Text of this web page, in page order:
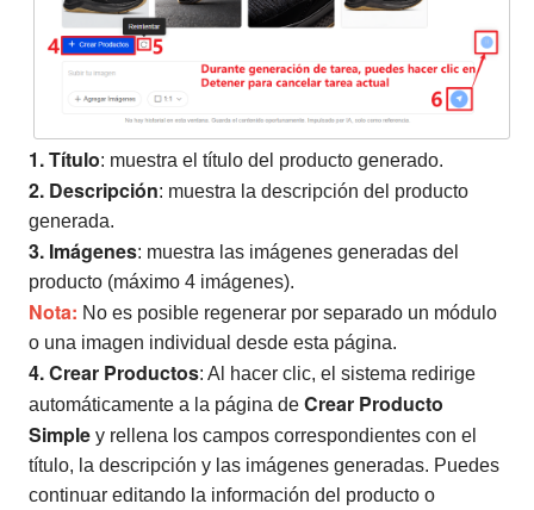
1. Título: muestra el título del producto generado.
2. Descripción: muestra la descripción del producto
generada.
3. Imágenes: muestra las imágenes generadas del
producto (máximo 4 imágenes).
Nota: No es posible regenerar por separado un módulo
o una imagen individual desde esta página.
4. Crear Productos: Al hacer clic, el sistema redirige
automáticamente a la página de Crear Producto
Simple y rellena los campos correspondientes con el
título, la descripción y las imágenes generadas. Puedes
continuar editando la información del producto o